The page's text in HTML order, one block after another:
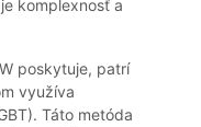
komplexnosť a
poskytuje, patrí
využíva
Táto metóda